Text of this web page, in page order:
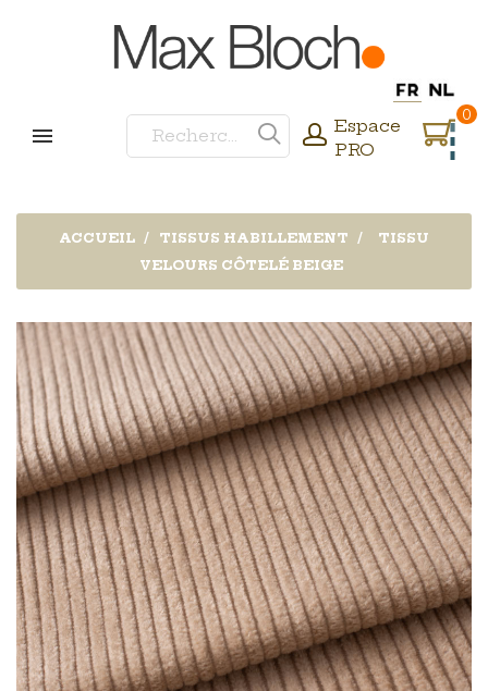
Espace
PRO
0
ACCUEIL TISSUS HABILLEMENT
TISSU
VELOURS CÔTELÉ BEIGE